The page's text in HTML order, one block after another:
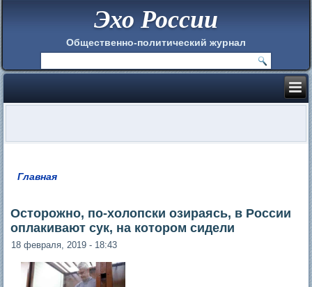
Эхо России
Общественно-политический журнал
Главная
Осторожно, по-холопски озираясь, в России
оплакивают сук, на котором сидели
18 февраля, 2019 - 18:43